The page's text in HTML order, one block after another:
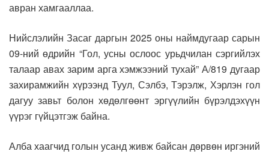
авран хамгааллаа.
Нийслэлийн Засаг даргын 2025 оны наймдугаар сарын
09-ний өдрийн “Гол, усны ослоос урьдчилан сэргийлэх
талаар авах зарим арга хэмжээний тухай” А/819 дугаар
захирамжийн хүрээнд Туул, Сэлбэ, Тэрэлж, Хэрлэн гол
дагуу завьт болон хөдөлгөөнт эргүүлийн бүрэлдэхүүн
үүрэг гүйцэтгэж байна.
Алба хаагчид голын усанд живж байсан дөрвөн иргэний